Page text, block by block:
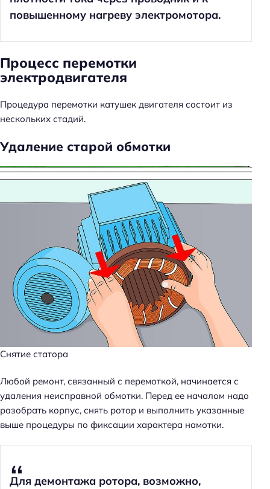
повышенному нагреву электромотора.
Процесс перемотки
электродвигателя
Процедура перемотки катушек двигателя состоит из
нескольких стадий.
Удаление старой обмотки
Снятие статора
Любой ремонт, связанный с перемоткой, начинается с
удаления неисправной обмотки. Перед ее началом надо
разобрать корпус, снять ротор и выполнить указанные
выше процедуры по фиксации характера намотки.
Для демонтажа ротора, возможно,
Н
т
и